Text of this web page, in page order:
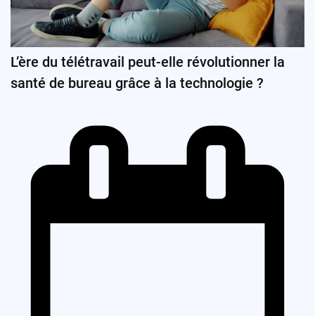
L’ère du télétravail peut-elle révolutionner la
santé de bureau grâce à la technologie ?